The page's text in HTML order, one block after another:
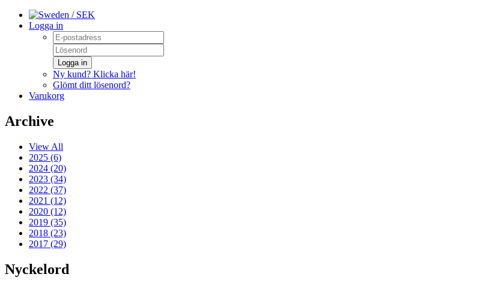
/ SEK
Logga in
Logga in
Ny kund? Klicka här!
Glömt ditt lösenord?
Varukorg
Archive
View All
2025 (6)
2024 (20)
2023 (34)
2022 (37)
2021 (12)
2020 (12)
2019 (35)
2018 (23)
2017 (29)
Nyckelord